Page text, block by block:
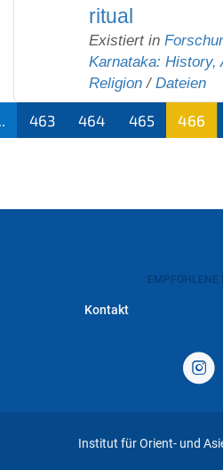
ritual
Existiert in
Karnataka: History,
Religion / Dateien
463 464 465
466
EMPFOHLENE
Kontakt
Institut für Orient- und